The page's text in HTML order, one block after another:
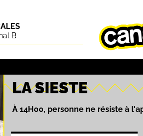
B
LA SIESTE
À 14H00, personne ne résiste à